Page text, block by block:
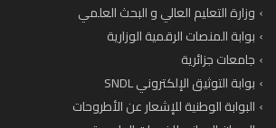
وزارة التعليم العالي و البحث العلمي
بوابة المنصات الرقمية الوزارية
جامعات جزائرية
بوابة التوثيق الإلكتروني SNDL
البوابة الوطنية للإشعار عن الأطروحات